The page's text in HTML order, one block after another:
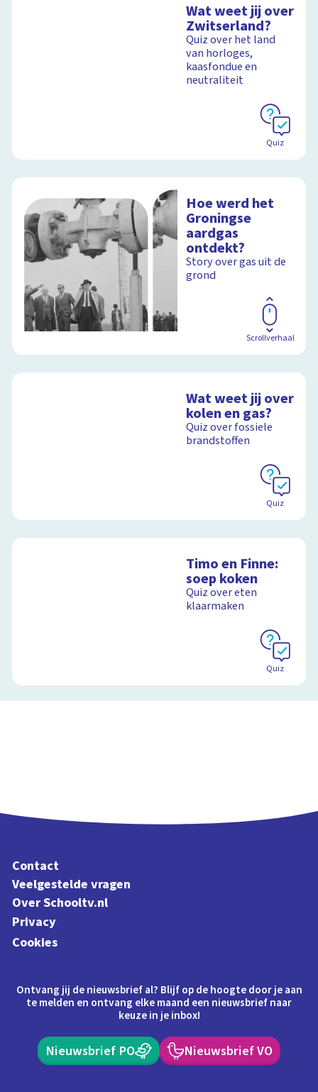
Wat weet jij over
Zwitserland?
Quiz over het land
van horloges,
kaasfondue en
neutraliteit
Quiz
Hoe werd het
Groningse
aardgas
ontdekt?
Story over gas uit de
grond
Scrollverhaal
Wat weet jij over
kolen en gas?
Quiz over fossiele
brandstoffen
Quiz
Timo en Finne:
soep koken
Quiz over eten
klaarmaken
Quiz
Contact
Veelgestelde vragen
Over Schooltv.nl
Privacy
Cookies
Ontvang jij de nieuwsbrief al? Blijf op de hoogte door je aan
te melden en ontvang elke maand een nieuwsbrief naar
keuze in je inbox!
Nieuwsbrief PO Nieuwsbrief VO